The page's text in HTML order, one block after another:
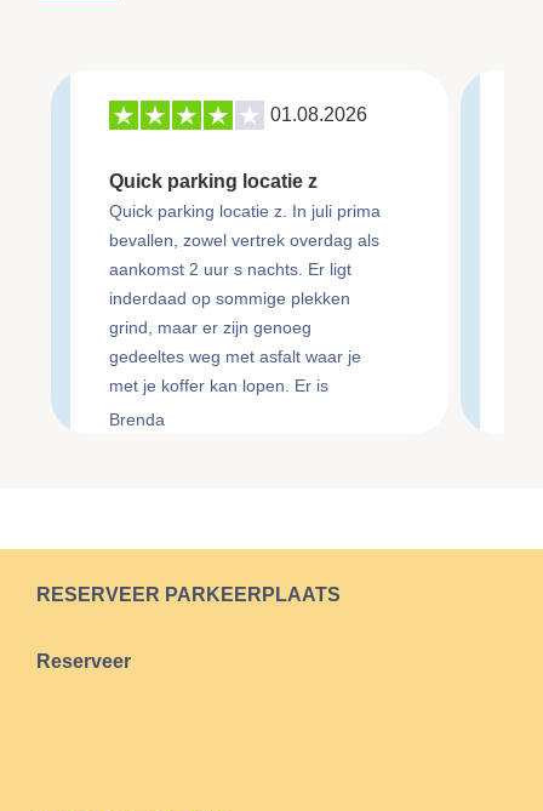
01.08.2026
Quick parking locatie z
Quick parking locatie z. In juli prima
bevallen, zowel vertrek overdag als
aankomst 2 uur s nachts. Er ligt
inderdaad op sommige plekken
grind, maar er zijn genoeg
gedeeltes weg met asfalt waar je
met je koffer kan lopen. Er is
verlichting aanwezig maar wel
Brenda
RESERVEER PARKEERPLAATS
Reserveer